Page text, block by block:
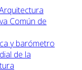
Común de
y barómetro
de la